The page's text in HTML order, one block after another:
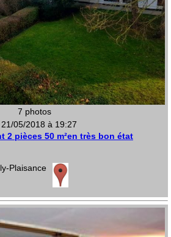
7 photos
21/05/2018 à 19:27
2 pièces 50 m²en très bon état
Plaisance